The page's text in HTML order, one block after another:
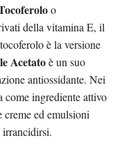
o
della vitamina E, il
è la versione
Acetatoè un suo
antiossidante. Nei
come ingrediente attivo
creme ed emulsioni
irrancidirsi.